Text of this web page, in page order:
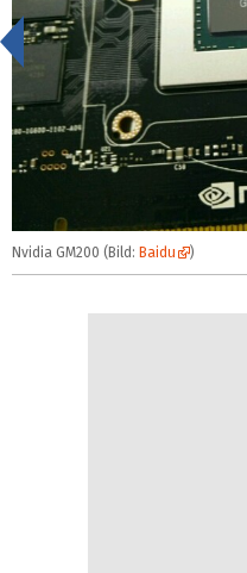
Nvidia GM200 (Bild: Baidu )
<